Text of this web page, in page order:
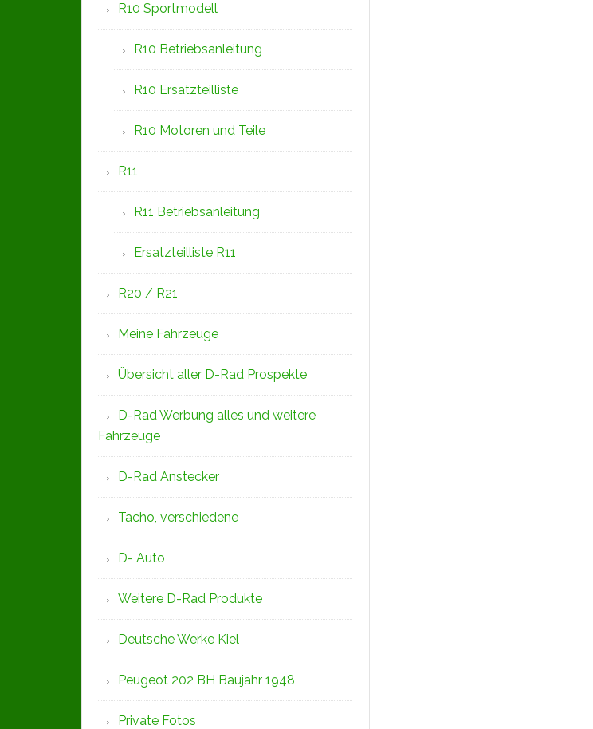
R10 Sportmodell
R10 Betriebsanleitung
R10 Ersatzteilliste
R10 Motoren und Teile
R11
R11 Betriebsanleitung
Ersatzteilliste R11
R20 / R21
Meine Fahrzeuge
Übersicht aller D-Rad Prospekte
D-Rad Werbung alles und weitere
Fahrzeuge
D-Rad Anstecker
Tacho, verschiedene
D- Auto
Weitere D-Rad Produkte
Deutsche Werke Kiel
Peugeot 202 BH Baujahr 1948
Private Fotos